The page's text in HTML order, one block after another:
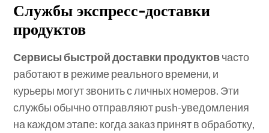
Службы экспресс-доставки
продуктов
Сервисы быстрой доставки продуктовчасто
работают в режиме реального времени, и
курьеры могут звонить с личных номеров. Эти
службы обычно отправляют push-уведомления
на каждом этапе: когда заказ принят в обработку,